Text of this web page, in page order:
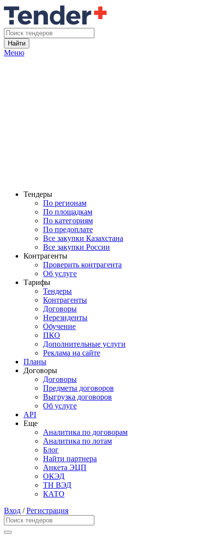
Найти
Меню
Тендеры
По регионам
По площадкам
По категориям
По предоплате
Все закупки Казахстана
Все закупки России
Контрагенты
Проверить контрагента
Об услуге
Тарифы
Тендеры
Контрагенты
Договоры
Нерезиденты
Обучение
ПКО
Дополнительные услуги
Реклама на сайте
Планы
Договоры
Договоры
Предметы договоров
Выгрузка договоров
Об услуге
API
Еще
Аналитика по договорам
Аналитика по лотам
Блог
Найти партнера
Анкета ЭЦП
ОКЭД
ТН ВЭД
КАТО
Вход /Регистрация